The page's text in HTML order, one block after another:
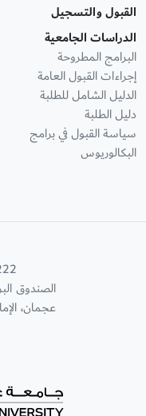
القبول والتسجيل
الدراسات الجامعية
البرامج المطروحة
إجراءات القبول العامة
الدليل الشامل للطلبة
دليل الطلبة
سياسة القبول في برامج
البكالوريوس
الصندوق
عجمان،